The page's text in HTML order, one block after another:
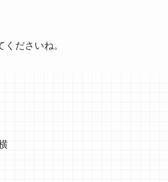
ださいね。